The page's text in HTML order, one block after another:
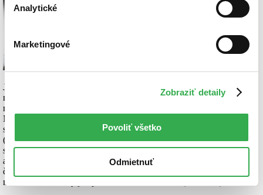
Analytické
Marketingové
Zobraziť detaily
Povoliť všetko
Odmietnuť
Jeden z najlepších filmov uplynulého roku spracúva veľmi
netradičnú zápletku. Prináša mnohovrstevný pohľad na udalosti z
roku 2009, keď somálski piráti uniesli americkú kontajnerovú loď
Maersk Alabama. Hlavnými protagonistami snímky natočenej podľa
skutočného príbehu sú kapitán Alabamy,Richard Phillips
(dvojnásobný držiteľ OscaraTom Hanks) a jeho únosca, kapitán
somálskych pirátovMuse. Keď siMuseso svojimi mužmi vyhliadne
ako cieľ svojho útoku
Phillipsovuneozbrojenú loď, oboch mužov
čaká súboj vôle a odhodlania, v ktorom sú nakoniec vydaní na
milosť osudu, ktorý je úplne mimo ich kontrolu. (